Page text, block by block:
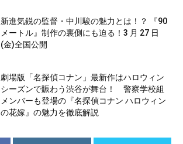
新進気鋭の監督・中川駿の魅力とは！？ 『90
メートル』制作の裏側にも迫る！3 月 27 日
(金)全国公開
劇場版「名探偵コナン」最新作はハロウィン
シーズンで賑わう渋谷が舞台！ 警察学校組
メンバーも登場の『名探偵コナン ハロウィン
の花嫁』の魅力を徹底解説